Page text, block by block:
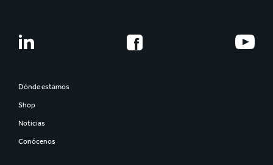
Dónde estamos
Shop
Noticias
Conócenos